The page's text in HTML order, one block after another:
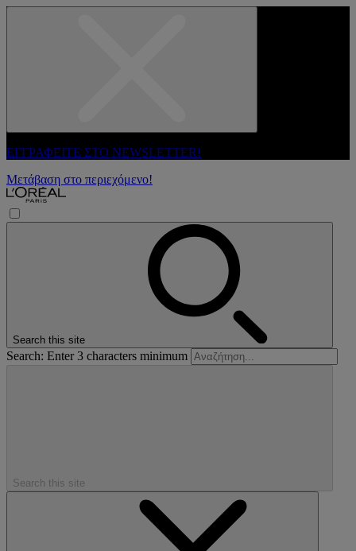
ΕΓΓΡΑΦΕΙΤΕ ΣΤΟ NEWSLETTER!
Μετάβαση στο περιεχόμενο!
Search this site
Search: Enter 3 characters minimum
Search this site